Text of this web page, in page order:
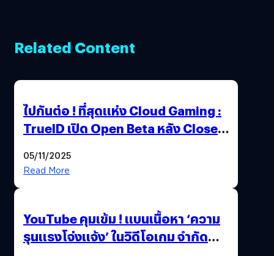
Related Content
ไปกันต่อ ! ที่สุดแห่ง Cloud Gaming :
TrueID เปิด Open Beta หลัง Close
Thailand Game Show 2025 ทะลุ 15
05/11/2025
Read More
YouTube คุมเข้ม ! แบนเนื้อหา ‘ความ
รุนแรงโจ่งแจ้ง’ ในวิดีโอเกม จำกัด